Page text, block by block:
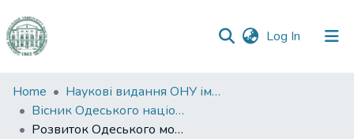
Log In (current)
Communities
&
Collections
Home
Наукові видання ОНУ імені І. І. Мечникова
Вісник Одеського національного університету. Географічні та геологічні науки
Розвиток Одеського морського порту у контексті формування портово-логістичного центру: суспільно-географічні аспекти